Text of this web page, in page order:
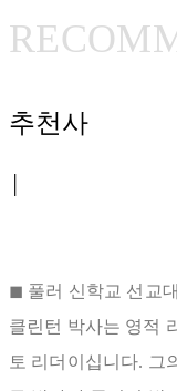
추천사
◼ 풀러 신학교 선교
클린턴 박사는 영적
토 리더이십니다. 그